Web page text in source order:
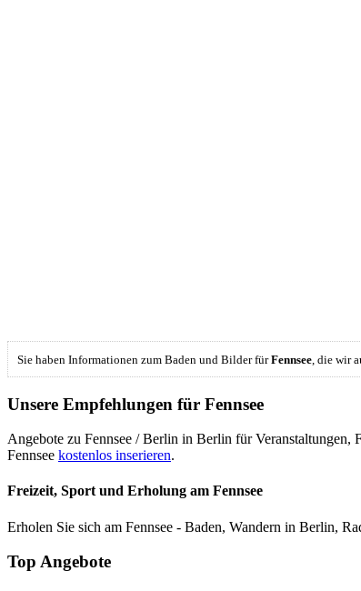
Sie haben Informationen zum Baden und Bilder fürFennsee , die wir
Unsere Empfehlungen für Fennsee
Angebote zu Fennsee / Berlin in Berlin für
Fennsee kostenlos inserieren.
Freizeit, Sport und Erholung am Fennsee
Erholen Sie sich am Fennsee - Baden, Wandern in Berlin,
Top Angebote